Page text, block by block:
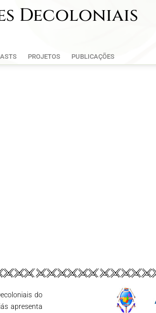
Decoloniais
PROJETOS PUBLICAÇÕES
do
apresenta